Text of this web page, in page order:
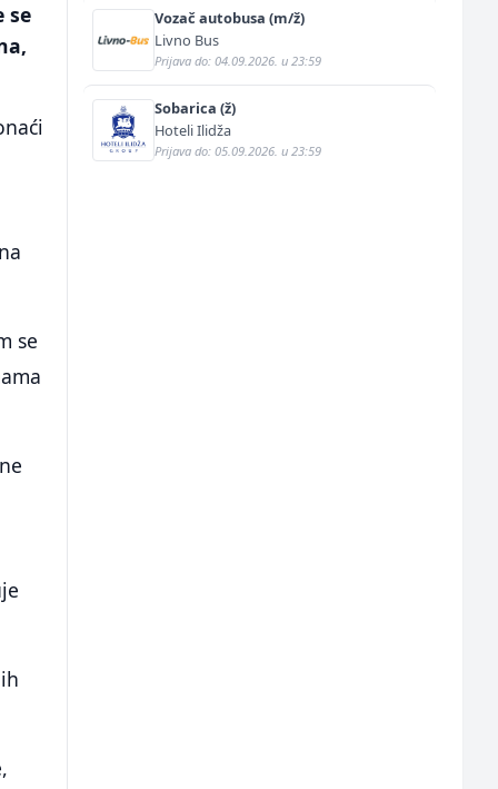
se
se
Vozač autobusa (m/ž)
Livno Bus
Prijava do: 04.09.2026. u 23:59
Sobarica (ž)
Hoteli Ilidža
Prijava do: 05.09.2026. u 23:59